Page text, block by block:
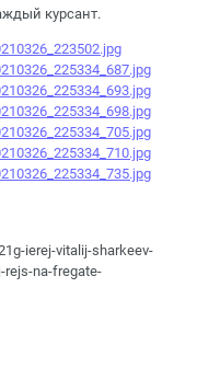
курсант.
ierej-vitalij-sharkeev-
rejs-na-fregate-